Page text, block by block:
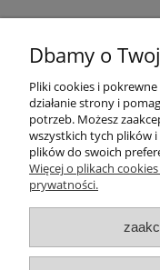
Opinie o
Dbamy o
Pliki cookies i
działanie strony i
potrzeb. Możesz
wszystkich tych plików
plików do swoich
Więcej o plikach
prywatności.